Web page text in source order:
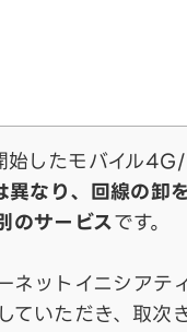
したモバイル4G/
なり、回線の卸
のサービスです。
ネットイニシアテ
ていただき、取次